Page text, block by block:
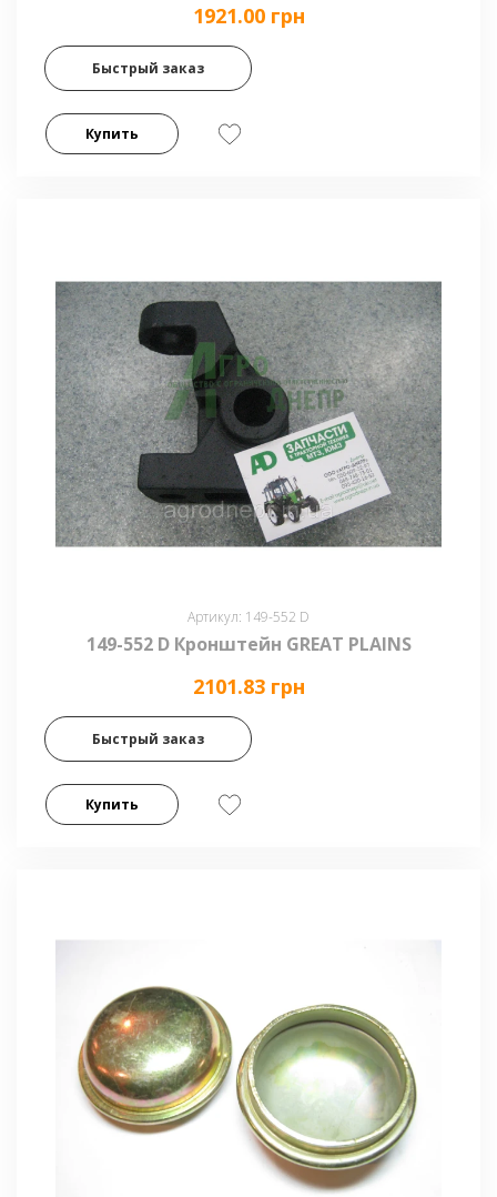
1921.00 грн
Быстрый заказ
Купить
Артикул: 149-552 D
149-552 D Кронштейн GREAT PLAINS
2101.83 грн
Быстрый заказ
Купить